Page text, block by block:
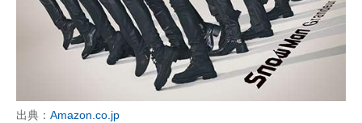
出典： Amazon.co.jp